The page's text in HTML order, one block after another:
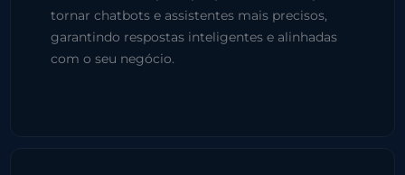
tornar chatbots e assistentes mais precisos,
garantindo respostas inteligentes e alinhadas
com o seu negócio.